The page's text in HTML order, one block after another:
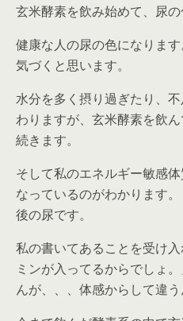
玄米酵素を飲み始めて、尿の
健康な人の尿の色になりま
気づくと思います。
水分を多く摂り過ぎたり、
わりますが、玄米酵素を飲
続きます。
そして私のエネルギー敏感
なっているのがわかります
後の尿です。
私の書いてあることを受け
ミンが入ってるからでしょ
んが、、、体感からして違う